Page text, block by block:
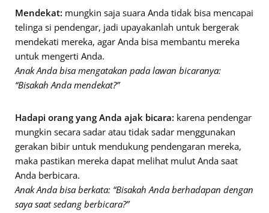
Mendekat: mungkin saja suara Anda tidak bisa mencapai
telinga si pendengar, jadi upayakanlah untuk bergerak
mendekati mereka, agar Anda bisa membantu mereka
untuk mengerti Anda.
Anak Anda bisa mengatakan pada lawan bicaranya:
“Bisakah Anda mendekat?”
Hadapi orang yang Anda ajak bicara: karena pendengar
mungkin secara sadar atau tidak sadar menggunakan
gerakan bibir untuk mendukung pendengaran mereka,
maka pastikan mereka dapat melihat mulut Anda saat
Anda berbicara.
Anak Anda bisa berkata: “Bisakah Anda berhadapan dengan
saya saat sedang berbicara?”